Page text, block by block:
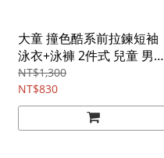
大童 撞色酷系前拉鍊短袖
泳衣+泳褲 2件式 兒童 男童
童裝 泳裝 游泳課 玩水 泳衣
戲水 海邊 橘魔法 現貨
【BB9774】
NT$1,300
NT$830